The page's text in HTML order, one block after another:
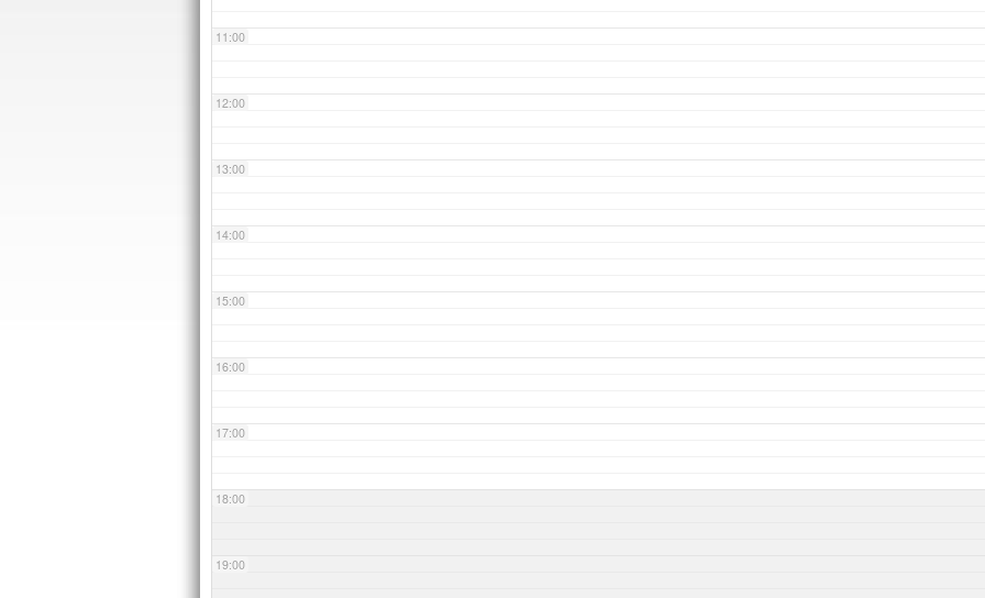
11:00
12:00
13:00
14:00
15:00
16:00
17:00
18:00
19:00